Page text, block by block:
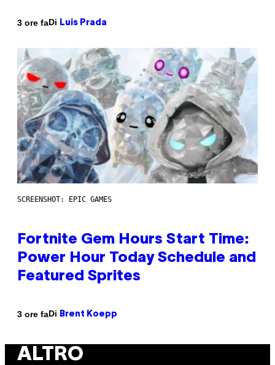
3 ore faDi Luis Prada
SCREENSHOT: EPIC GAMES
Fortnite Gem Hours Start Time:
Power Hour Today Schedule and
Featured Sprites
3 ore faDi Brent Koepp
ALTRO